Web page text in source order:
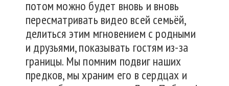
потом можно будет вновь и вновь
пересматривать видео всей семьёй,
делиться этим мгновением с родными
и друзьями, показывать гостям из-за
границы. Мы помним подвиг наших
предков, мы храним его в сердцах и